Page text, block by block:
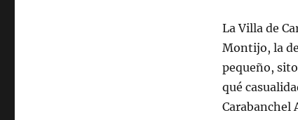
La Villa de
Montijo, la
pequeño,
qué
Carabanchel